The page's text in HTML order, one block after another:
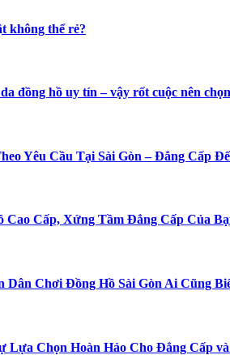
không thể rẻ?
đồng hồ uy tín – vậy rốt cuộc nên
Yêu Cầu Tại Sài Gòn – Đẳng Cấp
Cao Cấp, Xứng Tầm Đẳng Cấp Của
Dân Chơi Đồng Hồ Sài Gòn Ai Cũng
Lựa Chọn Hoàn Hảo Cho Đẳng Cấp